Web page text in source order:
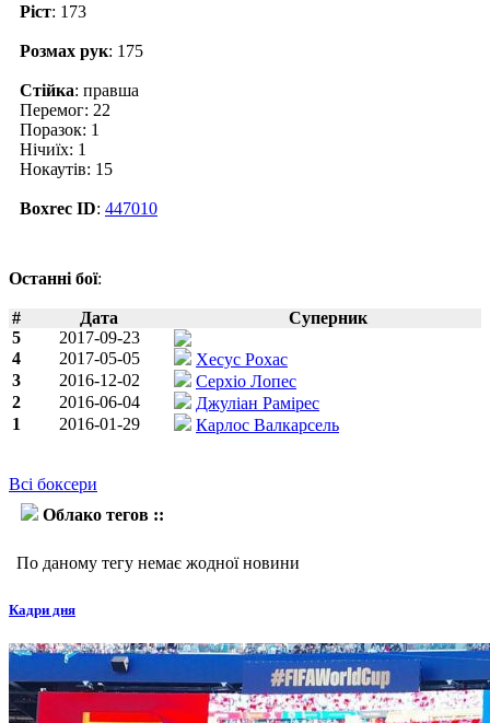
Ріст: 173
Розмах рук: 175
Стійка: правша
Перемог: 22
Поразок: 1
Нічиїх: 1
Нокаутів: 15
Boxrec ID: 447010
Останні бої:
# Дата
Суперник
5
2017-09-23
4
2017-05-05
Хесус Рохас
3
2016-12-02
Серхіо Лопес
2
2016-06-04
Джуліан Рамірес
1
2016-01-29 Карлос Валкарсель
Всі боксери
Облако тегов ::
По даному тегу немає жодної новини
Кадри дня